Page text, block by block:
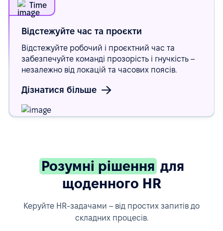
Time
Відстежуйте час та проєкти
Відстежуйте робочий і проєктний час та
забезпечуйте команді прозорість і гнучкість –
незалежно від локацій та часових поясів.
Дізнатися більше
Розумні рішення для
щоденного HR
Керуйте HR-задачами – від простих запитів до
складних процесів.